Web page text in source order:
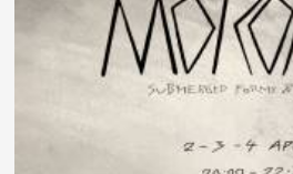
Ελλάδα
Πολιτική